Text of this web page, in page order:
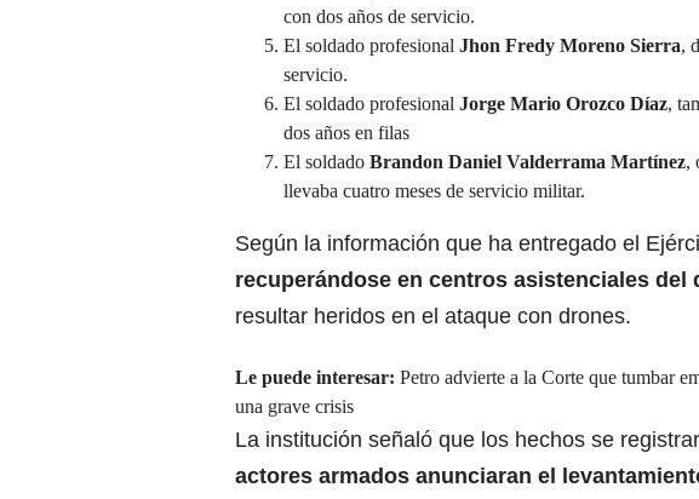
con dos años de servicio.
El soldado profesional Jhon Fredy Moreno Sierra,
servicio.
El soldado profesional Jorge Mario Orozco Díaz,
dos años en filas
El soldado Brandon Daniel Valderrama Martínez,
llevaba cuatro meses de servicio militar.
Según la información que ha entregado el
recuperándose en centros asistenciales del
resultar heridos en el ataque con drones.
Le puede interesar: Petro advierte a la Corte que tumbar
una grave crisis
La institución señaló que los hechos se
actores armados anunciaran el